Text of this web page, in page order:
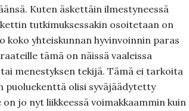
Kuten äskettäin ilmestyneessä
tutkimuksessakin osoitetaan on
koko yhteiskunnan hyvinvoinnin paras
tämä on näissä vaaleissa
menestyksen tekijä. Tämä ei tarkoita
puoluekenttä olisi syväjäädytetty
on jo nyt liikkeessä voimakkaammin kuin